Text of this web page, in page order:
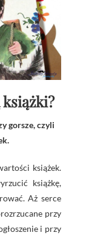
gorsze, czyli
książek.
książkę,
Aż serce
przy
i przy